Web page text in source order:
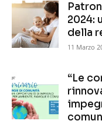
2024:
della
11 Marzo
“Le